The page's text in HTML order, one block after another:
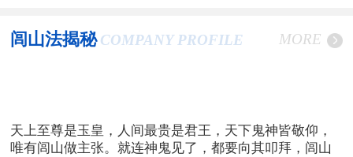
闾山法揭秘 COMPANY PROFILE MORE
天上至尊是玉皇，人间最贵是君王，天下鬼神皆敬仰，
唯有闾山做主张。就连神鬼见了，都要向其叩拜，闾山